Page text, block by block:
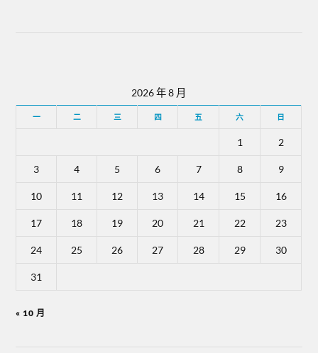
2026 年 8 月
一 二 三 四 五 六 日
1 2
3 4 5 6 7 8 9
10 11 12 13 14 15 16
17 18 19 20 21 22 23
24 25 26 27 28 29 30
31
« 10 月